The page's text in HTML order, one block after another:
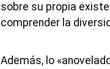
sobre su propia
comprender la
Además, lo